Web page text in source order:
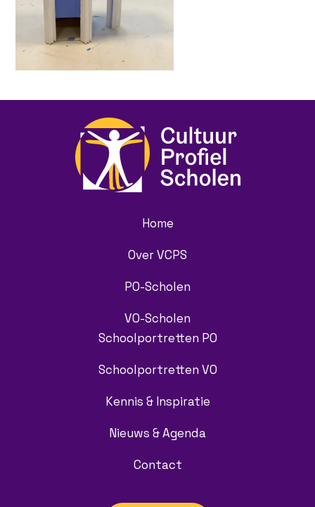
Home
Over VCPS
PO-Scholen
VO-Scholen
Schoolportretten PO
Schoolportretten VO
Kennis & Inspiratie
Nieuws & Agenda
Contact